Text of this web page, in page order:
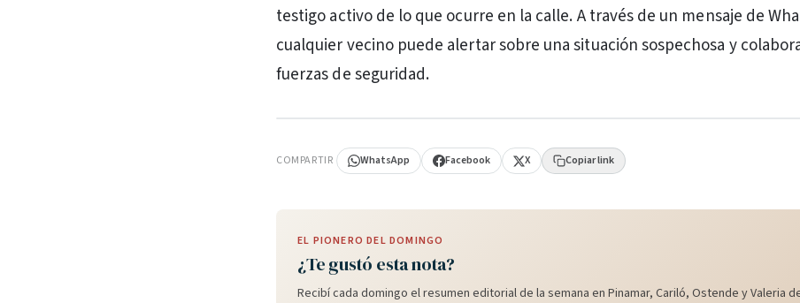
testigo activo de lo que ocurre en la calle. A través de un mensaje de
cualquier vecino puede alertar sobre una situación sospechosa y
fuerzas de seguridad.
COMPARTIR WhatsApp Facebook X Copiar link
EL PIONERO DEL DOMINGO
¿Te gustó esta nota?
Recibí cada domingo el resumen editorial de la semana en Pinamar, Cariló, Ostende y Valeria